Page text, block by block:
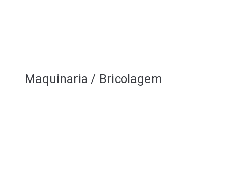
Maquinaria / Bricolagem